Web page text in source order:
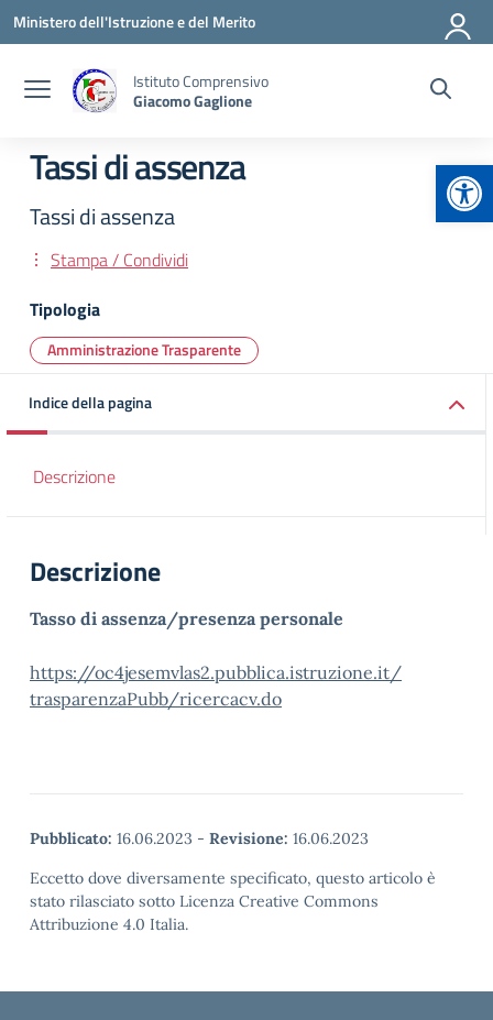
Vai ai contenuti
Vai al menu di navigazione
Vai al footer
Ministero dell'Istruzione e del Merito
Istituto Comprensivo
Giacomo Gaglione
Tassi di assenza
Tassi di assenza
Stampa / Condividi
Tipologia
Amministrazione Trasparente
Indice della pagina
Descrizione
Descrizione
Tasso di assenza/presenza personale
https://oc4jesemvlas2.pubblica.istruzione.it/
trasparenzaPubb/ricercacv.do
Pubblicato: 16.06.2023 - Revisione: 16.06.2023
Eccetto dove diversamente specificato, questo articolo è
stato rilasciato sotto Licenza Creative Commons
Attribuzione 4.0 Italia.